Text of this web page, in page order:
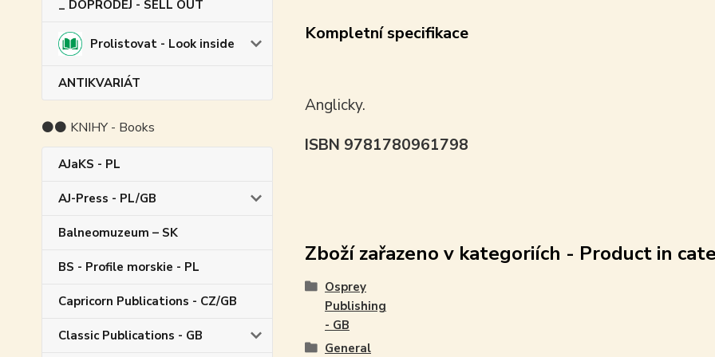
_ DOPRODEJ - SELL OUT
Prolistovat - Look inside
ANTIKVARIÁT
⚫⚫ KNIHY - Books
AJaKS - PL
AJ-Press - PL/GB
Balneomuzeum – SK
BS - Profile morskie - PL
Capricorn Publications - CZ/GB
Classic Publications - GB
Kompletní specifikace
Anglicky.
ISBN 9781780961798
Zboží zařazeno v kategoriích - Product in
Osprey
Publishing
- GB
General